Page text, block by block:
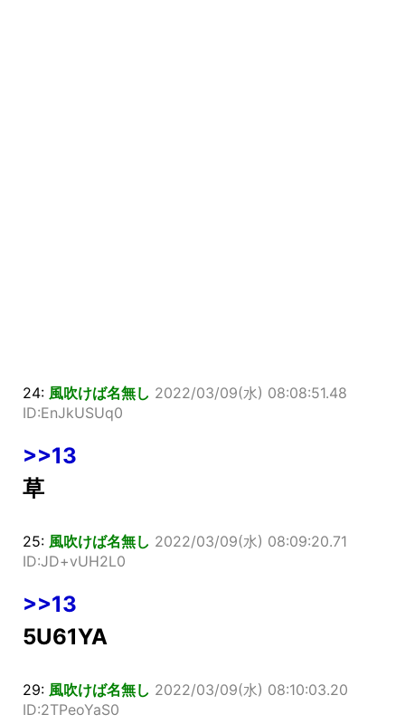
24: 風吹けば名無し 2022/03/09(水) 08:08:51.48
ID:EnJkUSUq0
>>13
草
25: 風吹けば名無し 2022/03/09(水) 08:09:20.71
ID:JD+vUH2L0
>>13
5U61YA
29: 風吹けば名無し 2022/03/09(水) 08:10:03.20
ID:2TPeoYaS0